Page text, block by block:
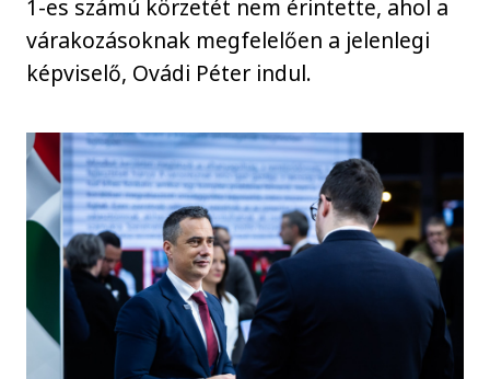
1-es számú körzetét nem érintette, ahol a
várakozásoknak megfelelően a jelenlegi
képviselő, Ovádi Péter indul.